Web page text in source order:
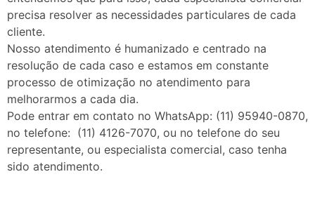
precisa resolver as necessidades particulares de cada
cliente.
Nosso atendimento é humanizado e centrado na
resolução de cada caso e estamos em constante
processo de otimização no atendimento para
melhorarmos a cada dia.
Pode entrar em contato no WhatsApp: (11) 95940-0870,
no telefone: (11) 4126-7070, ou no telefone do seu
representante, ou especialista comercial, caso tenha
sido atendimento.